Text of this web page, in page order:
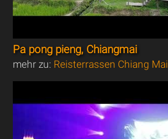
Pa pong pieng, Chiangmai
mehr zu: Reisterrassen Chiang Mai